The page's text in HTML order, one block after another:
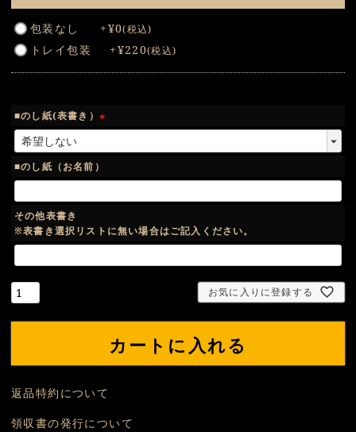
必
須
)
包装なし +¥0 税込
トレイ包装 +¥220 税込
■のし紙(表書き）
必
)
■のし紙（お名前）
その他表書き
※表書き選択リストに無い場合はご記入ください。
お気に入りに登録する
カートに入れる
返品特約について
領収書の発行について